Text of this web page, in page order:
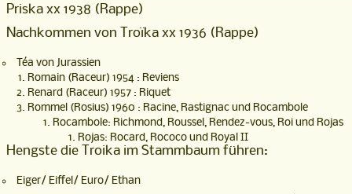
Priska xx 1938 (Rappe)
Nachkommen von Troïka xx 1936 (Rappe)
Téa von Jurassien
Romain (Raceur) 1954 : Reviens
Renard (Raceur) 1957 : Riquet
Rommel (Rosius) 1960 : Racine, Rastignac und Rocambole
Rocambole: Richmond, Roussel, Rendez-vous, Roi und Rojas
Rojas: Rocard, Rococo und Royal II
Hengste die Troika im Stammbaum führen:
Eiger/ Eiffel/ Euro/ Ethan